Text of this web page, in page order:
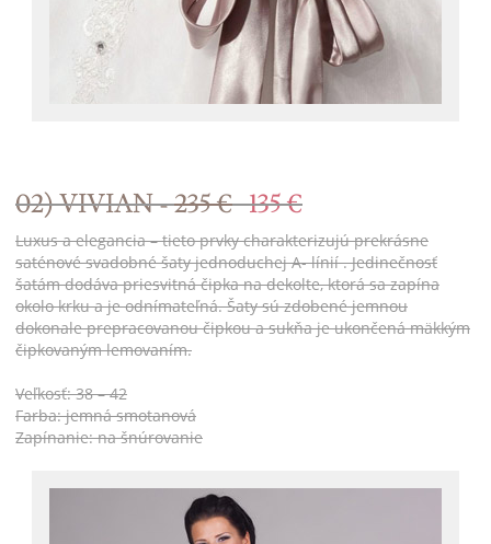
02) VIVIAN -235 € 135 €
Luxus a elegancia – tieto prvky charakterizujú prekrásne
saténové svadobné šaty jednoduchej A- línií . Jedinečnosť
šatám dodáva priesvitná čipka na dekolte, ktorá sa zapína
okolo krku a je odnímateľná. Šaty sú zdobené jemnou
dokonale prepracovanou čipkou a sukňa je ukončená mäkkým
čipkovaným lemovaním.
Veľkosť: 38 – 42
Farba: jemná smotanová
Zapínanie: na šnúrovanie